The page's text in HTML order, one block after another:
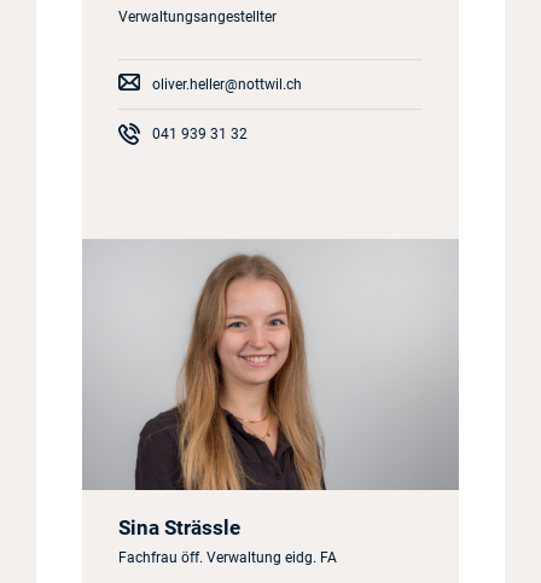
Verwaltungsangestellter
oliver.heller@nottwil.ch
041 939 31 32
Sina Strässle
Fachfrau öff. Verwaltung eidg. FA